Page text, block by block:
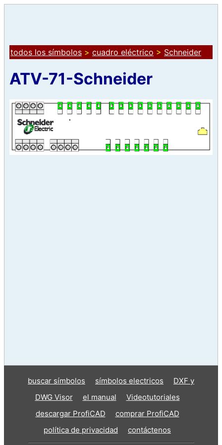
todos los símbolos > cuadro eléctrico > Schneider
ATV-71-Schneider
buscar símbolos símbolos electricos
DXF y
DWG Visor
el manual
Videotutoriales
descargar ProfiCAD
comprar ProfiCAD
política de privacidad
contáctenos